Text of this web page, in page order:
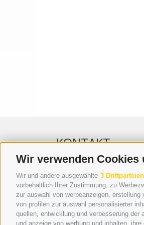
Wir verwenden Cookies
Wir und andere ausgewählte 3 Drittparteien
vorbehaltlich Ihrer Zustimmung, zu
zur auswahl von werbeanzeigen,
von profilen zur auswahl personalisierter
quellen, entwicklung und verbesserung der
und anzeige von werbung und inhalten,
KONTAKT
WIPP-MEDIA GMBH
DER ERKER
NEUSTADT 20A
I-39049 STERZING
TEL.: +39 0472 766876